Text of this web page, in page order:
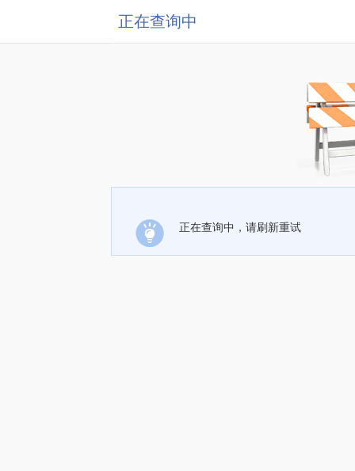
正在查询中
正在查询中，请刷新重试